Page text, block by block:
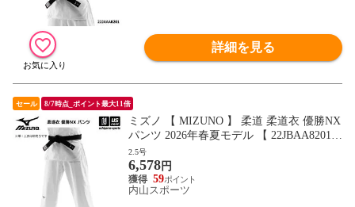
詳細を見る
セール 8/7時点_ポイント最大11倍
ミズノ 【 MIZUNO 】 柔道 柔道衣 優勝NX
パンツ 2026年春夏モデル 【 22JBAA8201
柔道着 帯別売り ズボン 練習 トレーニング
部活動 中学生 高校生 学生 】【翌日配達対
象】[自社]
2.5号
6,578円
59
内山スポーツ